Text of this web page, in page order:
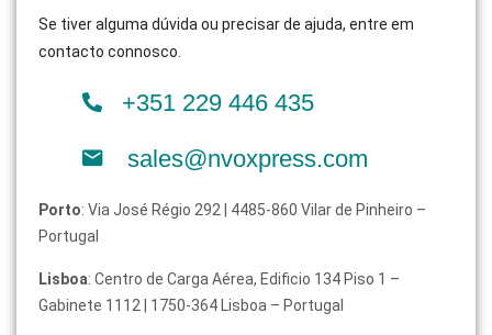
Se tiver alguma dúvida ou precisar de ajuda, entre em
contacto connosco.
+351 229 446 435
sales@nvoxpress.com
Porto: Via José Régio 292 | 4485-860 Vilar de Pinheiro –
Portugal
Lisboa: Centro de Carga Aérea, Edificio 134 Piso 1 –
Gabinete 1112 | 1750-364 Lisboa – Portugal